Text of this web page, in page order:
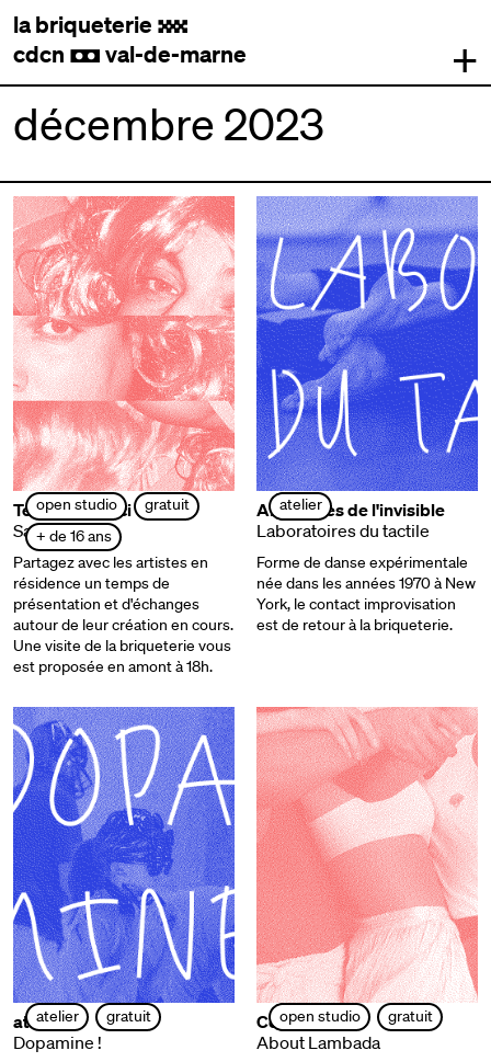
la briqueterie .
cdcn , val-de-marne
+
décembre 2023
open studio
gratuit
+ de 16 ans
Teresa Vittucci
Sane Satan
Partagez avec les artistes en
résidence un temps de
présentation et d'échanges
autour de leur création en cours.
Une visite de la briqueterie vous
est proposée en amont à 18h.
atelier
Anatomies de l'invisible
Laboratoires du tactile
Forme de danse expérimentale
née dans les années 1970 à New
York, le contact improvisation
est de retour à la briqueterie.
atelier gratuit
atelier
Dopamine !
open studio gratuit
Collectif ÈS
About Lambada